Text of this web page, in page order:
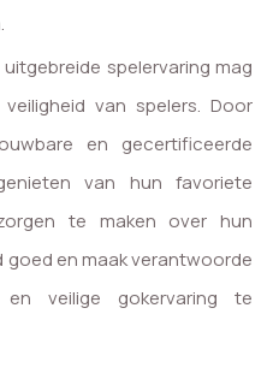
spelervaring mag
van spelers. Door
en gecertificeerde
van hun favoriete
te maken over hun
goed en maak verantwoorde
veilige gokervaring te